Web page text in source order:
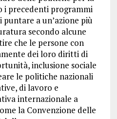
i precedenti programmi
puntare a un’azione più
secondo alcune
che le persone con
dei loro diritti di
inclusione sociale
le politiche nazionali
di lavoro e
internazionale a
la Convenzione delle